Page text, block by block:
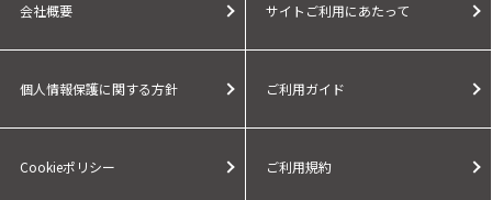
会社概要 サイトご利用にあたって
個人情報保護に関する方針 ご利用ガイド
Cookieポリシー ご利用規約